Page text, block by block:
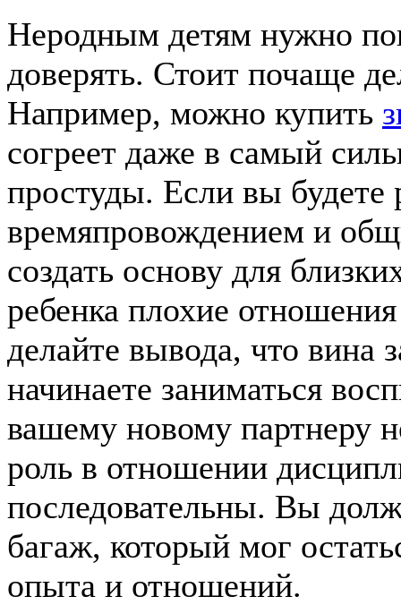
Неродным детям нужно
доверять. Стоит почаще
Например, можно купить
согреет даже в самый
простуды. Если вы будете
времяпровождением и
создать основу для
ребенка плохие
делайте вывода, что вина
начинаете заниматься
вашему новому партнеру
роль в отношении
последовательны. Вы
багаж, который мог
опыта и отношений.